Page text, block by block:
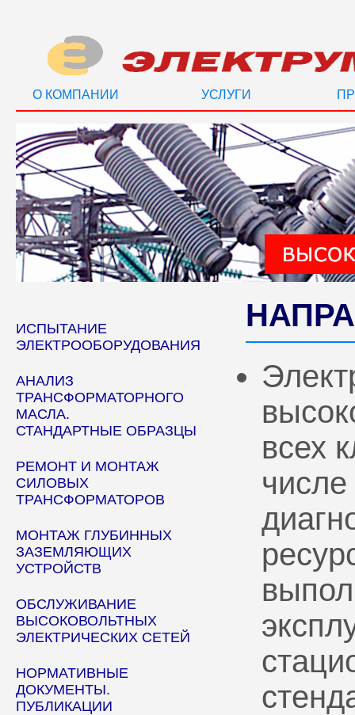
О КОМПАНИИ УСЛУГИ
ИСПЫТАНИЕ
ЭЛЕКТРООБОРУДОВАНИЯ
АНАЛИЗ
ТРАНСФОРМАТОРНОГО
МАСЛА.
СТАНДАРТНЫЕ ОБРАЗЦЫ
РЕМОНТ И МОНТАЖ
СИЛОВЫХ
ТРАНСФОРМАТОРОВ
МОНТАЖ ГЛУБИННЫХ
ЗАЗЕМЛЯЮЩИХ
УСТРОЙСТВ
ОБСЛУЖИВАНИЕ
ВЫСОКОВОЛЬТНЫХ
ЭЛЕКТРИЧЕСКИХ СЕТЕЙ
НОРМАТИВНЫЕ
ДОКУМЕНТЫ.
ПУБЛИКАЦИИ
всех